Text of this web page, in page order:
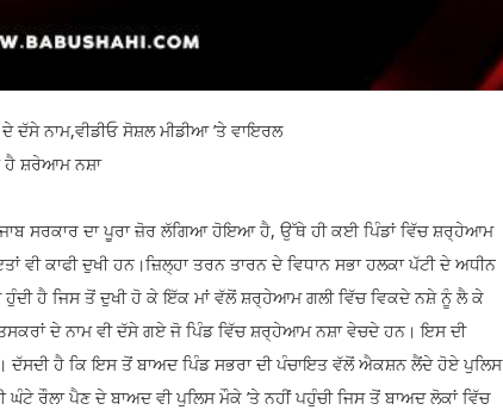
ਨਾਮ,ਵੀਡੀਓ ਸੋਸ਼ਲ ਮੀਡੀਆ ’ਤੇ ਵਾਇਰਲ
ਹੈ ਸ਼ਰੇਆਮ ਨਸ਼ਾ
ਸਰਕਾਰ ਦਾ ਪੂਰਾ ਜ਼ੋਰ ਲੱਗਿਆ ਹੋਇਆ ਹੈ, ਉੱਥੇ ਹੀ ਕਈ ਪਿੰਡਾਂ ਵਿੱਚ ਸ਼ਰ੍ਹੇਆਮ
ਵੀ ਕਾਫੀ ਦੁਖੀ ਹਨ।ਜ਼ਿਲ੍ਹਾ ਤਰਨ ਤਾਰਨ ਦੇ ਵਿਧਾਨ ਸਭਾ ਹਲਕਾ ਪੱਟੀ ਦੇ ਅਧੀਨ
ਹੈ ਜਿਸ ਤੋਂ ਦੁਖੀ ਹੋ ਕੇ ਇੱਕ ਮਾਂ ਵੱਲੋਂ ਸ਼ਰ੍ਹੇਆਮ ਗਲੀ ਵਿੱਚ ਵਿਕਦੇ ਨਸ਼ੇ ਨੂੰ ਲੈ ਕੇ
ਦੇ ਨਾਮ ਵੀ ਦੱਸੇ ਗਏ ਜੋ ਪਿੰਡ ਵਿੱਚ ਸ਼ਰ੍ਹੇਆਮ ਨਸ਼ਾ ਵੇਚਦੇ ਹਨ। ਇਸ ਦੀ
ਦੱਸਦੀ ਹੈ ਕਿ ਇਸ ਤੋਂ ਬਾਅਦ ਪਿੰਡ ਸਭਰਾ ਦੀ ਪੰਚਾਇਤ ਵੱਲੋਂ ਐਕਸ਼ਨ ਲੈਂਦੇ ਹੋਏ ਪੁਲਿਸ
ਰੌਲਾ ਪੈਣ ਦੇ ਬਾਅਦ ਵੀ ਪੁਲਿਸ ਮੌਕੇ ’ਤੇ ਨਹੀਂ ਪਹੁੰਚੀ ਜਿਸ ਤੋਂ ਬਾਅਦ ਲੋਕਾਂ ਵਿੱਚ